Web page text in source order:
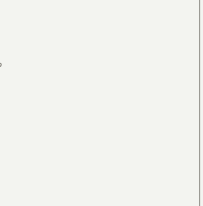
新かつ正しい方法のSEO対策